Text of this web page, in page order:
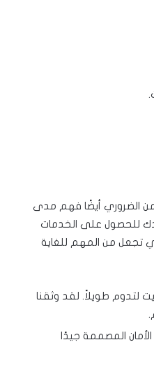
الضروري أيضًا فهم مدى
للحصول على الخدمات
تجعل من المهم للغاية
لتدوم طويلاً. لقد وثقنا
المصممة جيدًا